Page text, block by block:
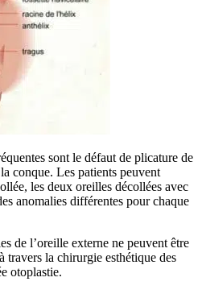
sont le défaut de plicature de
conque. Les patients peuvent
les deux oreilles décollées avec
anomalies différentes pour chaque
de l’oreille externe ne peuvent être
travers la chirurgie esthétique des
otoplastie.